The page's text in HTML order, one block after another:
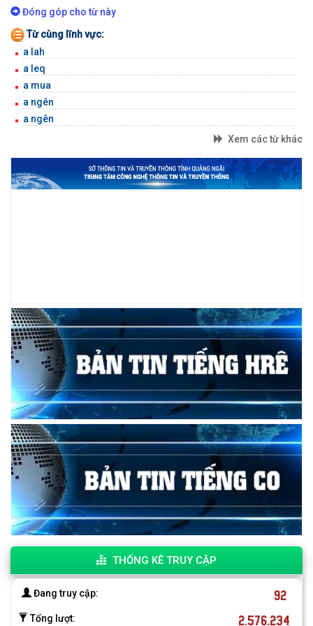
BỘ GÕ
Đóng góp cho từ này
Từ cùng lĩnh vực:
a lah
a leq
a mua
a ngên
a ngên
Xem các từ khác
THỐNG KÊ TRUY CẬP
92
Đang truy cập:
2.576.234
Tổng lượt: